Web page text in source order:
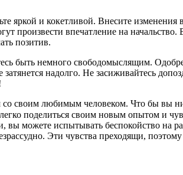
яркой и кокетливой. Внесите
произвести впечатление на
позитив.
быть немного свободомыслящим.
затянется надолго. Не засиживайтесь
со своим любимым человеком. Что бы вы
поделиться своим новым опытом и
можете испытывать беспокойство на
Эти чувства преходящи,